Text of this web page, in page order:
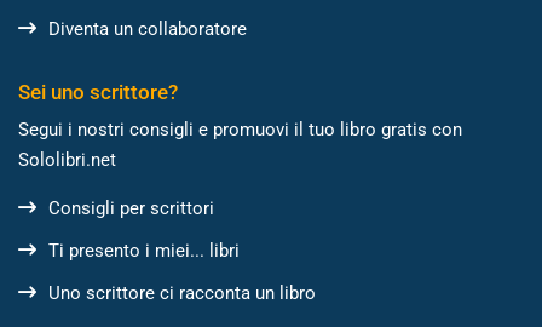
Diventa un collaboratore
Sei uno scrittore?
Segui i nostri consigli e promuovi il tuo libro gratis con
Sololibri.net
Consigli per scrittori
Ti presento i miei... libri
Uno scrittore ci racconta un libro